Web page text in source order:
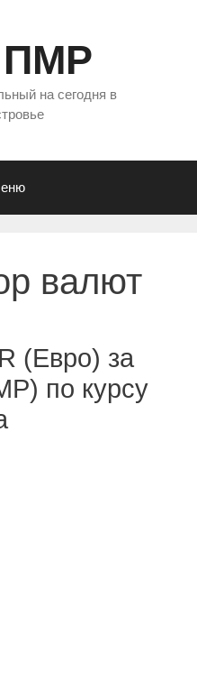
ПМР
на сегодня в
валют
(Евро) за
по курсу